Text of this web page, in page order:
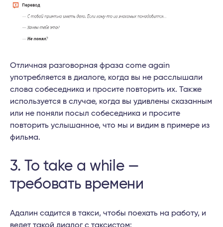
Отличная разговорная фраза come again
употребляется в диалоге, когда вы не расслышали
слова собеседника и просите повторить их. Также
используется в случае, когда вы удивлены сказанным
или не поняли посыл собеседника и просите
повторить услышанное, что мы и видим в примере из
фильма.
3. To take a while —
требовать времени
Адалин садится в такси, чтобы поехать на работу, и
ведет такой диалог с таксистом: